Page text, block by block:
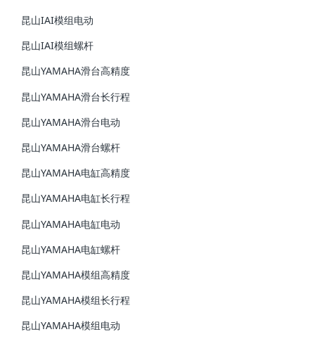
昆山IAI模组电动
昆山IAI模组螺杆
昆山YAMAHA滑台高精度
昆山YAMAHA滑台长行程
昆山YAMAHA滑台电动
昆山YAMAHA滑台螺杆
昆山YAMAHA电缸高精度
昆山YAMAHA电缸长行程
昆山YAMAHA电缸电动
昆山YAMAHA电缸螺杆
昆山YAMAHA模组高精度
昆山YAMAHA模组长行程
昆山YAMAHA模组电动